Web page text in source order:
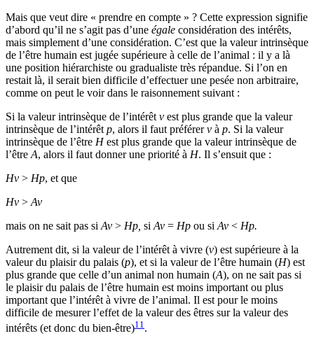
Mais que veut dire « prendre en compte » ? Cette expression signifie
d’abord qu’il ne s’agit pas d’une égale considération des intérêts,
mais simplement d’une considération. C’est que la valeur intrinsèque
de l’être humain est jugée supérieure à celle de l’animal : il y a là
une position hiérarchiste ou gradualiste très répandue. Si l’on en
restait là, il serait bien difficile d’effectuer une pesée non arbitraire,
comme on peut le voir dans le raisonnement suivant :
Si la valeur intrinsèque de l’intérêt v est plus grande que la valeur
intrinsèque de l’intérêt p, alors il faut préférerv à p. Si la valeur
intrinsèque de l’être Hest plus grande que la valeur intrinsèque de
l’être A, alors il faut donner une priorité à H. Il s’ensuit que :
Hv > Hp, et que
Hv > Av
mais on ne sait pas si Av > Hp, si Av = Hp ou si Av < Hp.
Autrement dit, si la valeur de l’intérêt à vivre (v) est supérieure à la
valeur du plaisir du palais (p), et si la valeur de l’être humain (H) est
plus grande que celle d’un animal non humain (A), on ne sait pas si
le plaisir du palais de l’être humain est moins important ou plus
important que l’intérêt à vivre de l’animal. Il est pour le moins
difficile de mesurer l’effet de la valeur des êtres sur la valeur des
intérêts (et donc du bien-être)11 .